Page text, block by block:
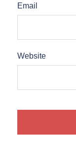
Email
Website